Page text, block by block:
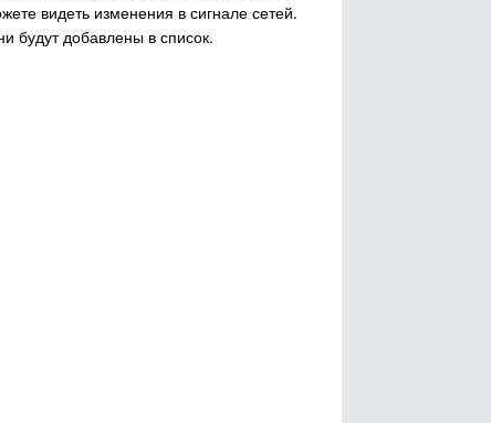
видеть изменения в сигнале сетей.
будут добавлены в список.